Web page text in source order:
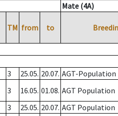
Mate (4A)
TM from to
3 25.05. 20.07. AGT-Population
3 16.05. 01.08. AGT Population
3 25.05. 20.07. AGT Population